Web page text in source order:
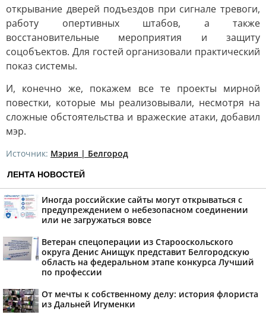
открывание дверей подъездов при сигнале тревоги,
работу опертивных штабов, а также
восстановительные мероприятия и защиту
соцобъектов. Для гостей организовали практический
показ системы.
И, конечно же, покажем все те проекты мирной
повестки, которые мы реализовывали, несмотря на
сложные обстоятельства и вражеские атаки, добавил
мэр.
Источник: Мэрия | Белгород
ЛЕНТА НОВОСТЕЙ
Иногда российские сайты могут открываться с
предупреждением о небезопасном соединении
или не загружаться вовсе
Ветеран спецоперации из Старооскольского
округа Денис Анищук представит Белгородскую
область на федеральном этапе конкурса Лучший
по профессии
От мечты к собственному делу: история флориста
из Дальней Игуменки